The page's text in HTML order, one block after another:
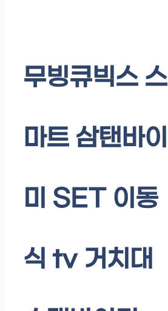
무빙큐빅스 스
마트 삼탠바이
미 SET 이동
식 tv 거치대